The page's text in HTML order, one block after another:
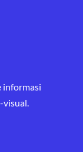
informasi
visual.